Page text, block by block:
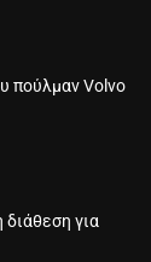
πούλμαν Volvo
διάθεση για